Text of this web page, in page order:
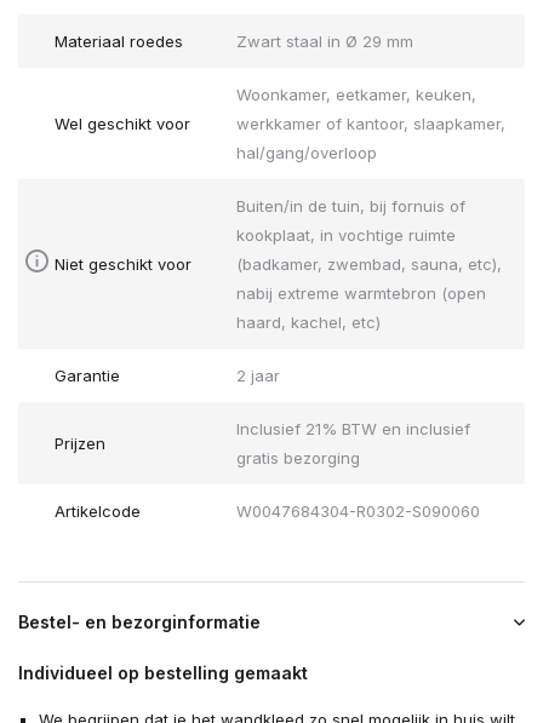
Materiaal roedes Zwart staal in Ø 29 mm
Wel geschikt voor
Woonkamer, eetkamer, keuken,
werkkamer of kantoor, slaapkamer,
hal/gang/overloop
Niet geschikt voor
Buiten/in de tuin, bij fornuis of
kookplaat, in vochtige ruimte
(badkamer, zwembad, sauna, etc),
nabij extreme warmtebron (open
haard, kachel, etc)
Garantie 2 jaar
Prijzen
Inclusief 21% BTW en inclusief
gratis bezorging
Artikelcode W0047684304-R0302-S090060
Bestel- en bezorginformatie
Individueel op bestelling gemaakt